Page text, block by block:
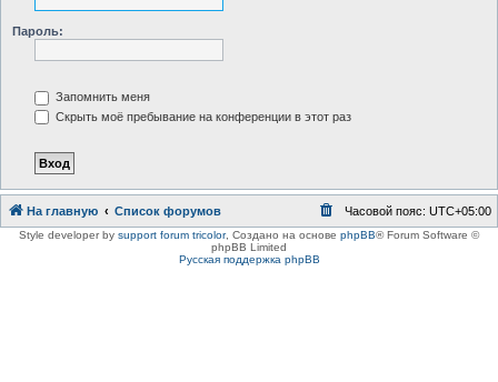
Пароль:
Запомнить меня
Скрыть моё пребывание на конференции в этот раз
На главную Список форумов Часовой пояс: UTC+05:00
Style developer by support forum tricolor, Создано на основе phpBB® Forum Software ©
phpBB Limited
Русская поддержка phpBB